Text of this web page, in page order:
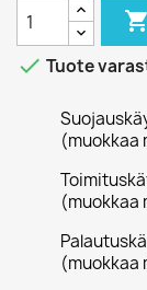

 Tuote
(muokkaa
(muokkaa
(muokkaa